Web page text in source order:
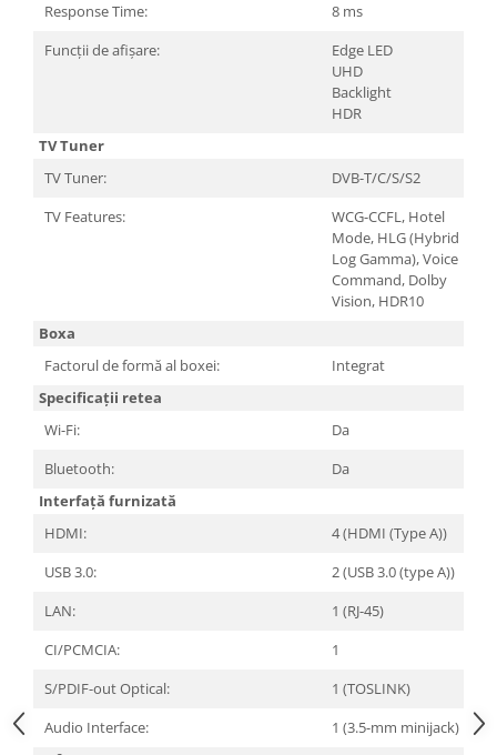
Response Time:
8 ms
Funcții de afișare:
Edge LED
UHD
Backlight
HDR
TV Tuner
TV Tuner:
DVB-T/C/S/S2
TV Features:
WCG-CCFL, Hotel
Mode, HLG (Hybrid
Log Gamma), Voice
Command, Dolby
Vision, HDR10
Boxa
Factorul de formă al boxei:
Integrat
Specificații retea
Wi-Fi:
Da
Bluetooth:
Da
Interfață furnizată
HDMI:
4 (HDMI (Type A))
USB 3.0:
2 (USB 3.0 (type A))
LAN:
1 (RJ-45)
CI/PCMCIA:
1
S/PDIF-out Optical:
1 (TOSLINK)
Audio Interface:
1 (3.5-mm minijack)